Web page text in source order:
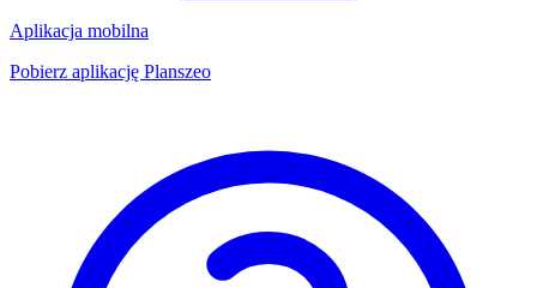
Aplikacja mobilna
Pobierz aplikację Planszeo